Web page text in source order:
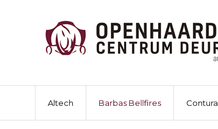
Altech Barbas Bellfires Contura